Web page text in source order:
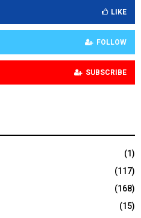
LIKE
FOLLOW
SUBSCRIBE
(1)
(117)
(168)
(15)